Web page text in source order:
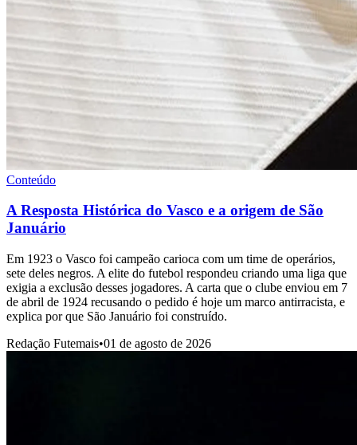
Conteúdo
A Resposta Histórica do Vasco e a origem de São
Januário
Em 1923 o Vasco foi campeão carioca com um time de operários,
sete deles negros. A elite do futebol respondeu criando uma liga que
exigia a exclusão desses jogadores. A carta que o clube enviou em 7
de abril de 1924 recusando o pedido é hoje um marco antirracista, e
explica por que São Januário foi construído.
Redação Futemais•01 de agosto de 2026